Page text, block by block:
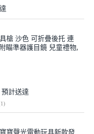
槍 沙色 可折疊後托 連
瞄準器護目鏡 兒童禮物,
預計送達
1)
寶聲光電動玩具新款發